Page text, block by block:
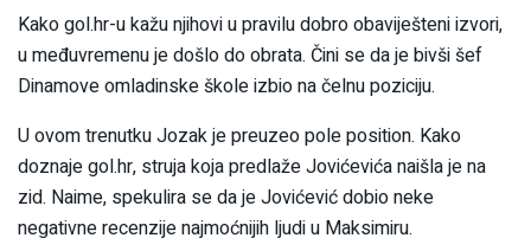
Kako gol.hr-u kažu njihovi u pravilu dobro obaviješteni izvori,
u međuvremenu je došlo do obrata. Čini se da je bivši šef
Dinamove omladinske škole izbio na čelnu poziciju.
U ovom trenutku Jozak je preuzeo pole position. Kako
doznaje gol.hr, struja koja predlaže Jovićevića naišla je na
zid. Naime, spekulira se da je Jovićević dobio neke
negativne recenzije najmoćnijih ljudi u Maksimiru.